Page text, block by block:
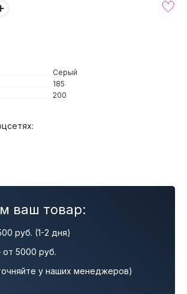
Серый
185
200
ваш товар:
руб. (1-2 дня)
5000 руб.
у наших менеджеров)